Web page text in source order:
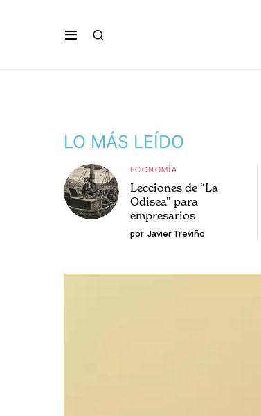
LO MÁS LEÍDO
ECONOMÍA
Lecciones de “La
Odisea” para
empresarios
por Javier Treviño